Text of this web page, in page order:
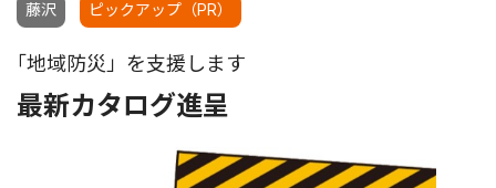
藤沢 ピックアップ（PR）
｢地域防災」を支援します
最新カタログ進呈